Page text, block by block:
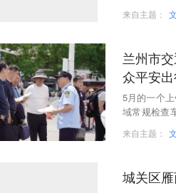
来自主题：
兰州市
众平安
5月的一个
域常规检查
来自主题：
城关区